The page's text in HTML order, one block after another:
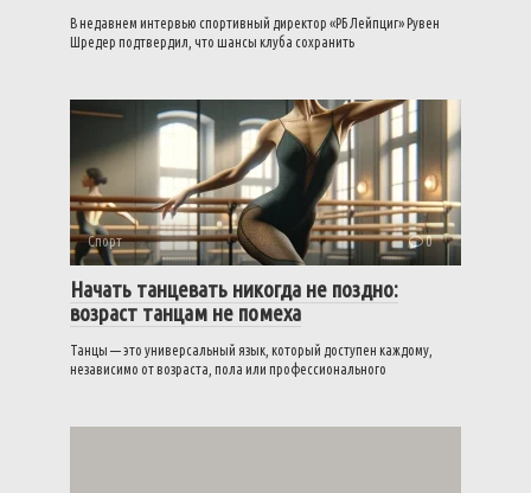
В недавнем интервью спортивный директор «РБ Лейпциг» Рувен
Шредер подтвердил, что шансы клуба сохранить
Спорт 0
Начать танцевать никогда не поздно:
возраст танцам не помеха
Танцы — это универсальный язык, который доступен каждому,
независимо от возраста, пола или профессионального